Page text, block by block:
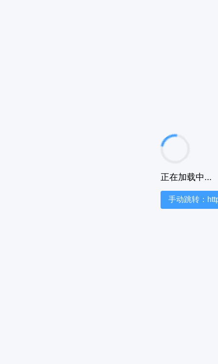
正在加载中...
手动跳转：